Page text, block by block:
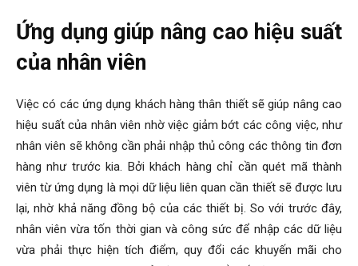
Ứng dụng giúp nâng cao hiệu suất
của nhân viên
Việc có các ứng dụng khách hàng thân thiết sẽ giúp nâng cao
hiệu suất của nhân viên nhờ việc giảm bớt các công việc, như
nhân viên sẽ không cần phải nhập thủ công các thông tin đơn
hàng như trước kia. Bởi khách hàng chỉ cần quét mã thành
viên từ ứng dụng là mọi dữ liệu liên quan cần thiết sẽ được lưu
lại, nhờ khả năng đồng bộ của các thiết bị. So với trước đây,
nhân viên vừa tốn thời gian và công sức để nhập các dữ liệu
vừa phải thực hiện tích điểm, quy đổi các khuyến mãi cho